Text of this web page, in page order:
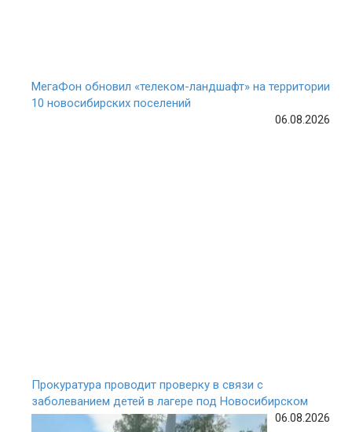
МегаФон обновил «телеком-ландшафт» на территории
10 новосибирских поселений
06.08.2026
Прокуратура проводит проверку в связи с
заболеванием детей в лагере под Новосибирском
06.08.2026